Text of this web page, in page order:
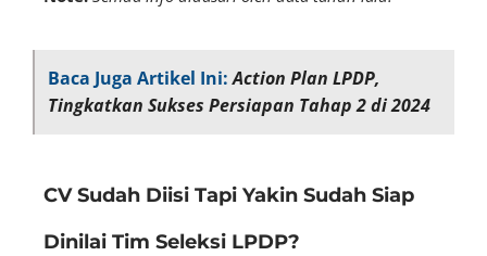
Baca Juga Artikel Ini:Action Plan LPDP,
Tingkatkan Sukses Persiapan Tahap 2 di 2024
CV Sudah Diisi Tapi Yakin Sudah Siap
Dinilai Tim Seleksi LPDP?